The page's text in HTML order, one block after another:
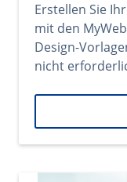
Erstellen Sie
mit den
Design-
nicht